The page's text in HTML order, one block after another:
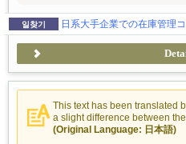
일찾기
This text has been translated
a slight difference between
(Original Language: 日本語)